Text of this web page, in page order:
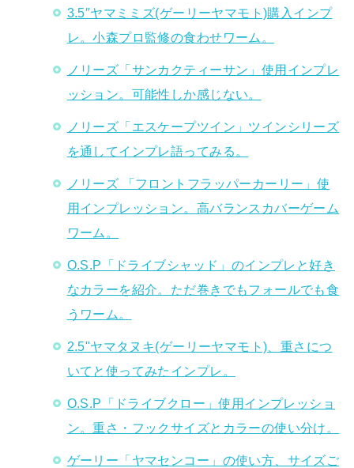
3.5″ヤマミミズ(ゲーリーヤマモト)購入インプ
レ。小森プロ監修の食わせワーム。
ノリーズ「サンカクティーサン」使用インプレ
ッション。可能性しか感じない。
ノリーズ「エスケープツイン」ツインシリーズ
を通してインプレ語ってみる。
ノリーズ 「フロントフラッパーカーリー」使
用インプレッション。高バランスカバーゲーム
ワーム。
O.S.P「ドライブシャッド」のインプレと好き
なカラーを紹介。ただ巻きでもフォールでも食
うワーム。
2.5"ヤマタヌキ(ゲーリーヤマモト)、重さにつ
いてと使ってみたインプレ。
O.S.P「ドライブクロー」使用インプレッショ
ン。重さ・フックサイズとカラーの使い分け。
ゲーリー「ヤマセンコー」の使い方、サイズご